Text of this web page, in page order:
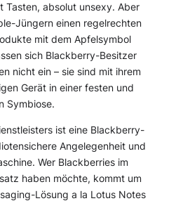
Tasten, absolut unsexy. Aber
Jüngern einen regelrechten
mit dem Apfelsymbol
sich Blackberry-Besitzer
nicht ein – sie sind mit ihrem
Gerät in einer festen und
Symbiose.
ist eine Blackberry-
Angelegenheit und
Wer Blackberries im
haben möchte, kommt um
Lösung a la Lotus Notes